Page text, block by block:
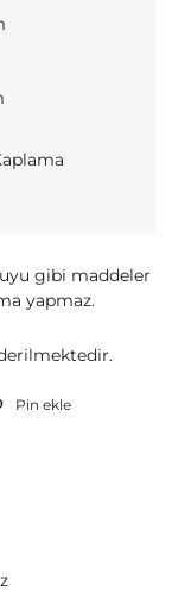
gibi maddeler
yapmaz.
Pin ekle